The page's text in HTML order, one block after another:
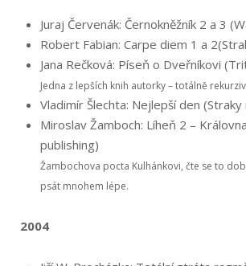
Juraj Červenák: Černokněžník 2 a 3
Robert Fabian: Carpe diem 1 a
Jana Rečková: Píseň o Dveřníkovi
Jedna z lepších knih autorky – totálně
Vladimír Šlechta: Nejlepší den (Straky
Miroslav Žamboch: Líheň 2 –
publishing)
Žam­bochova pocta Kulhánkovi, čte se to
psát mnohem lépe.
2004